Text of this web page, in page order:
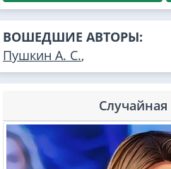
ВОШЕДШИЕ АВТОРЫ:
Пушкин А. С.,
Случайная